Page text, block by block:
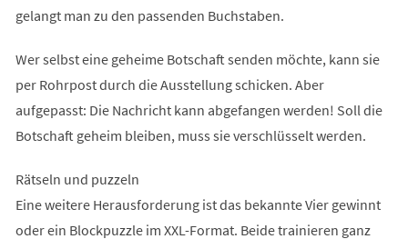
gelangt man zu den passenden Buchstaben.
Wer selbst eine geheime Botschaft senden möchte, kann sie
per Rohrpost durch die Ausstellung schicken. Aber
aufgepasst: Die Nachricht kann abgefangen werden! Soll die
Botschaft geheim bleiben, muss sie verschlüsselt werden.
Rätseln und puzzeln
Eine weitere Herausforderung ist das bekannte Vier gewinnt
oder ein Blockpuzzle im XXL-Format. Beide trainieren ganz